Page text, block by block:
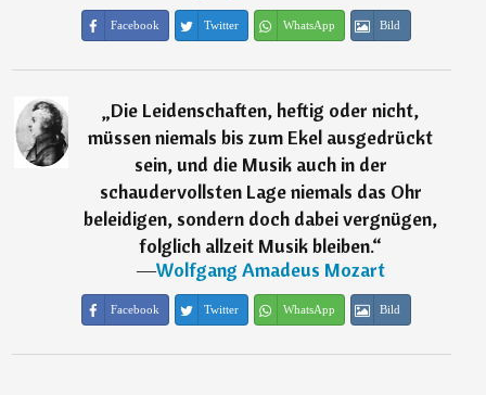
Facebook Twitter WhatsApp Bild
„Die Leidenschaften, heftig oder nicht,
müssen niemals bis zum Ekel ausgedrückt
sein, und die Musik auch in der
schaudervollsten Lage niemals das Ohr
beleidigen, sondern doch dabei vergnügen,
folglich allzeit Musik bleiben.“
―Wolfgang Amadeus Mozart
Facebook Twitter WhatsApp Bild